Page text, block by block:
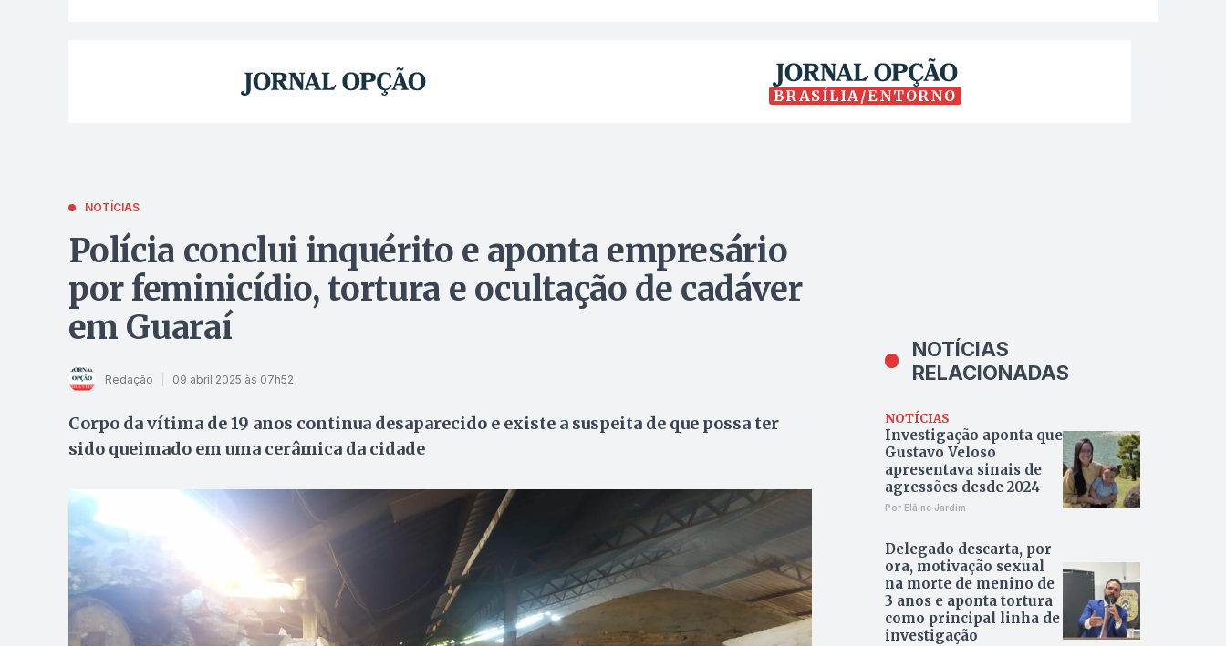
BRASÍLIA/ENTORNO
NOTÍCIAS
Polícia conclui inquérito e aponta empresário
por feminicídio, tortura e ocultação de cadáver
em Guaraí
Redação 09 abril 2025 às 07h52
Corpo da vítima de 19 anos continua desaparecido e existe a suspeita de que possa ter
sido queimado em uma cerâmica da cidade
NOTÍCIAS
RELACIONADAS
NOTÍCIAS
Investigação aponta que
Gustavo Veloso
apresentava sinais de
agressões desde 2024
Por Elâine Jardim
Delegado descarta, por
ora, motivação sexual
na morte de menino de
3 anos e aponta tortura
como principal linha de
investigação